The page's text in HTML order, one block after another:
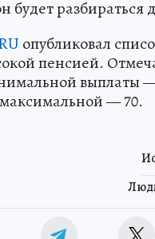
будет разбираться
опубликовал
пенсией.
выплаты —
— 70.